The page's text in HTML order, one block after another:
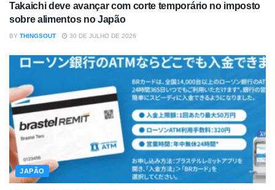
Takaichi deve avançar com corte temporário no imposto
sobre alimentos no Japão
BY THINGSOUT 30 DE JULHO DE 2026
JAPÃO